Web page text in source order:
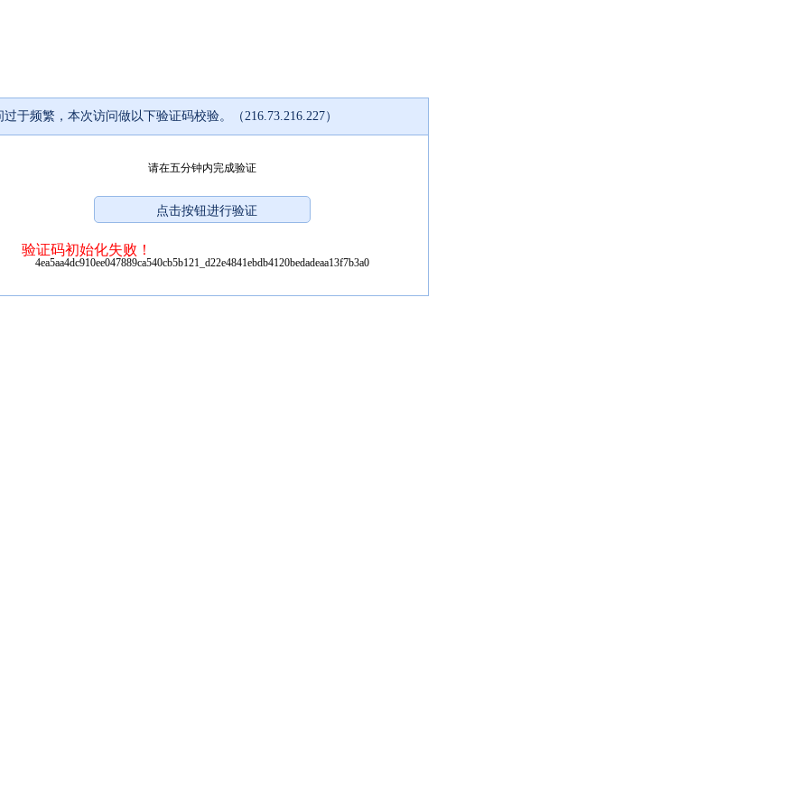
过于频繁，本次访问做以下验证码校验。（216.73.216.227）
请在五分钟内完成验证
验证码初始化失败！
4ea5aa4dc910ee047889ca540cb5b121_d22e4841ebdb4120bedadeaa13f7b3a0